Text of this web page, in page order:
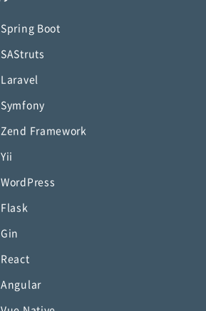
Spring Boot
SAStruts
Laravel
Symfony
Zend Framework
Yii
WordPress
Flask
Gin
React
Angular